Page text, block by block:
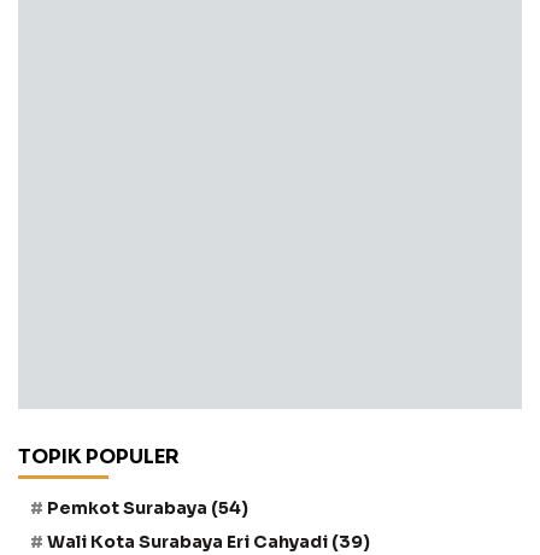
TOPIK POPULER
Pemkot Surabaya (54)
Wali Kota Surabaya Eri Cahyadi (39)